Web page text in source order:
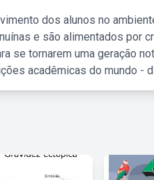
dos alunos no
e são alimentados por
se tornarem uma geração
acadêmicas do mundo -